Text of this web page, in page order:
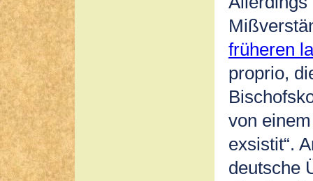
früheren
proprio,
von
exsistit“.
deutsche